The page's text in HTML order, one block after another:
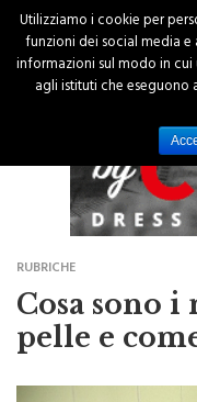
RUBRICHE
Cosa sono
pelle e
Utilizziamo i cookie per
funzioni dei social media
informazioni sul modo in
agli istituti che eseguono